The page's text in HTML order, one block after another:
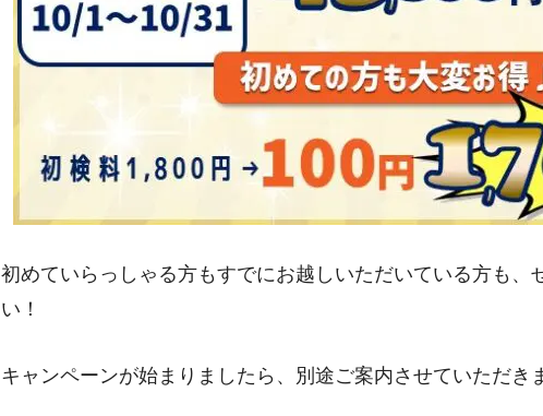
初めていらっしゃる方もすでにお越しいただいている方も、
い！
キャンペーンが始まりましたら、別途ご案内させていただき